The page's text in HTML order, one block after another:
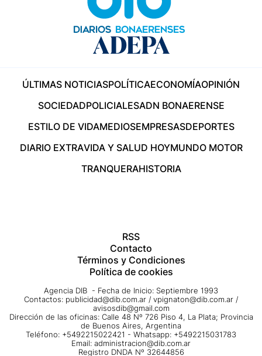
ÚLTIMAS NOTICIASPOLÍTICAECONOMÍAOPINIÓN
SOCIEDADPOLICIALESADN BONAERENSE
ESTILO DE VIDAMEDIOSEMPRESASDEPORTES
DIARIO EXTRAVIDA Y SALUD HOYMUNDO MOTOR
TRANQUERAHISTORIA
RSS
Contacto
Términos y Condiciones
Política de cookies
Agencia DIB - Fecha de Inicio: Septiembre 1993
Contactos: publicidad@dib.com.ar / vpignaton@dib.com.ar /
avisosdib@gmail.com
Dirección de las oficinas: Calle 48 Nº 726 Piso 4, La Plata; Provincia
de Buenos Aires, Argentina
Teléfono: +5492215022421 - Whatsapp: +5492215031783
Email: administracion@dib.com.ar
Registro DNDA Nº 32644856